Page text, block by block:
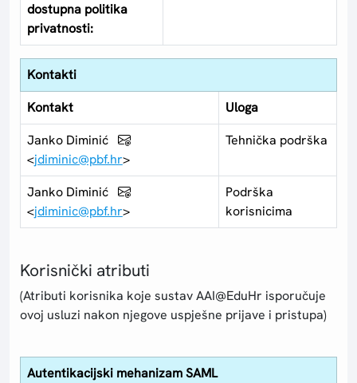
dostupna politika
privatnosti:
Kontakti
Kontakt
Uloga
Janko Diminić
<jdiminic@pbf.hr>
Tehnička podrška
Janko Diminić
<jdiminic@pbf.hr>
Podrška
korisnicima
Korisnički atributi
(Atributi korisnika koje sustav AAI@EduHr isporučuje
ovoj usluzi nakon njegove uspješne prijave i pristupa)
Autentikacijski mehanizam SAML